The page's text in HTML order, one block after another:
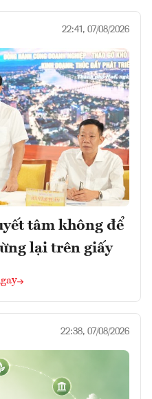
22:41, 07/08/2026
tâm không để
lại trên giấy
22:38, 07/08/2026